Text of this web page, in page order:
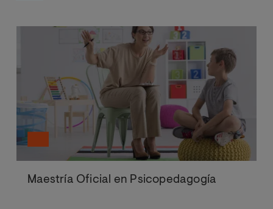
Maestría Oficial en Psicopedagogía